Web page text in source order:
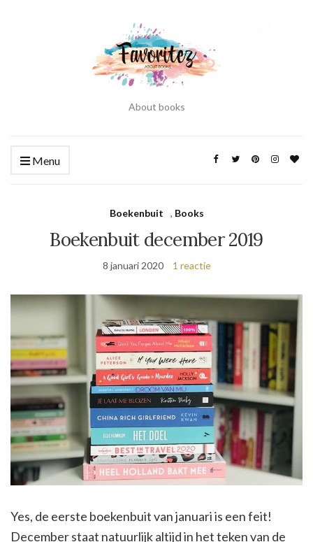
About books
Menu
Boekenbuit , Books
Boekenbuit december 2019
8 januari 2020 1 reactie
Yes, de eerste boekenbuit van januari is een feit!
December staat natuurlijk altijd in het teken van de